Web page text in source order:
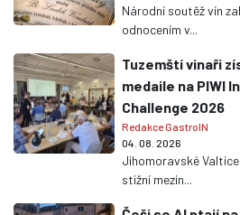
Národní soutěž vín
odnocením v...
Tuzemští vinaři
medaile na PIWI
Challenge 2026
Redakce GastroIN
04. 08. 2026
Jihomoravské
stižní mezin...